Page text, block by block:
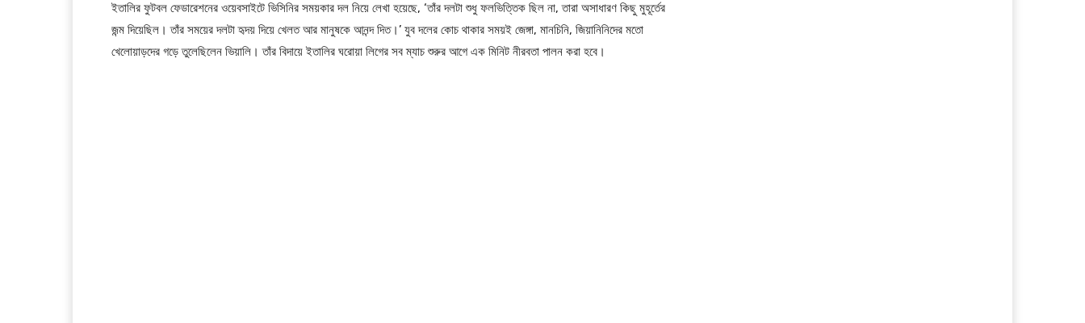
ইতালির ফুটবল ফেডারেশনের ওয়েবসাইটে ভিসিনির সময়কার দল নিয়ে লেখা হয়েছে, ‘তাঁর দলটা শুধু ফলভিত্তিক ছিল না, তারা অসাধারণ কিছু মুহূর্তের
জন্ম দিয়েছিল। তাঁর সময়ের দলটা হৃদয় দিয়ে খেলত আর মানুষকে আনন্দ দিত।’ যুব দলের কোচ থাকার সময়ই জেঙ্গা, মানচিনি, জিয়ানিনিদের মতো
খেলোয়াড়দের গড়ে তুলেছিলেন ভিয়ালি। তাঁর বিদায়ে ইতালির ঘরোয়া লিগের সব ম্যাচ শুরুর আগে এক মিনিট নীরবতা পালন করা হবে।